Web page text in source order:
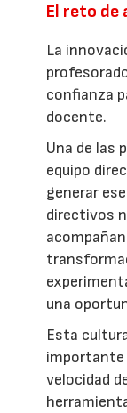
El reto de
La
confianza
docente.
Una de las
equipo
generar
directivos
una
Esta
importante
velocidad